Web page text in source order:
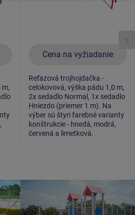
m,
Cena na vyžiadanie
Reťazová trojhojdačka -
celokovová, výška pádu 1,0 m,
2x sedadlo Normal, 1x sedadlo
Hniezdo (priemer 1 m). Na
výber sú štyri farebné varianty
konštrukcie - hnedá, modrá,
červená a limetková.